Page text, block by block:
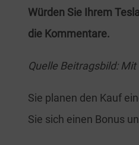
Würden Sie Ihrem
die Kommentare.
Quelle Beitragsbild:
Sie planen den Kauf
Sie sich einen Bonus